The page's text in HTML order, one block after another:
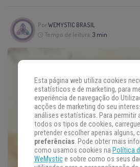
PorWEMYSTIC BRASIL
Tempo de leitura: 3 min
Esta página web utiliza cookies
estatísticos e de marketing, para
experiência de navegação do
acções de marketing do seu
análises estatísticas. Para permitir
todos os tipos de cookies,
pretender escolher apenas alguns,
preferências. Pode obter mais
como usamos cookies na Política
WeMystice sobre como os seus